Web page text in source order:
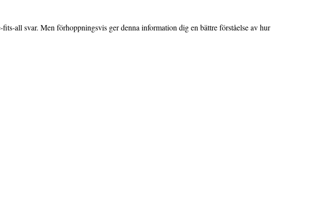
all svar. Men förhoppningsvis ger denna information dig en bättre förståelse av hur